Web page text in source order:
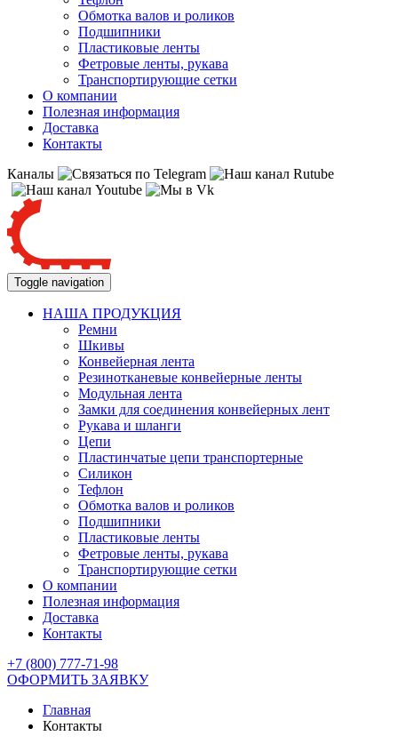
Обмотка валов и роликов
Подшипники
Пластиковые ленты
Фетровые ленты, рукава
Транспортирующие сетки
О компании
Полезная информация
Доставка
Контакты
Каналы
Toggle navigation
НАША ПРОДУКЦИЯ
Ремни
Шкивы
Конвейерная лента
Резинотканевые конвейерные ленты
Модульная лента
Замки для соединения конвейерных лент
Рукава и шланги
Цепи
Пластинчатые цепи транспортерные
Силикон
Тефлон
Обмотка валов и роликов
Подшипники
Пластиковые ленты
Фетровые ленты, рукава
Транспортирующие сетки
О компании
Полезная информация
Доставка
Контакты
+7 (800) 777-71-98
ОФОРМИТЬ ЗАЯВКУ
Главная
Контакты